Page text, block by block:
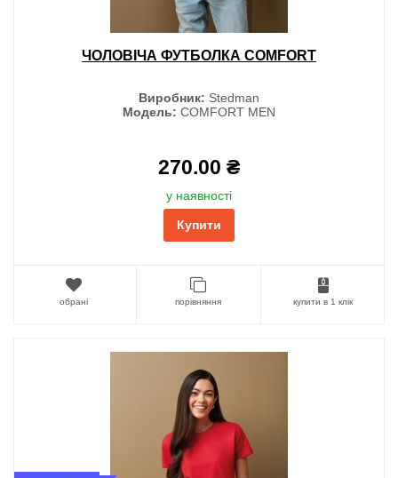
ЧОЛОВІЧА ФУТБОЛКА COMFORT
Виробник: Stedman
Модель: COMFORT MEN
270.00 ₴
у наявності
Купити
обрані порівняння купити в 1 клік